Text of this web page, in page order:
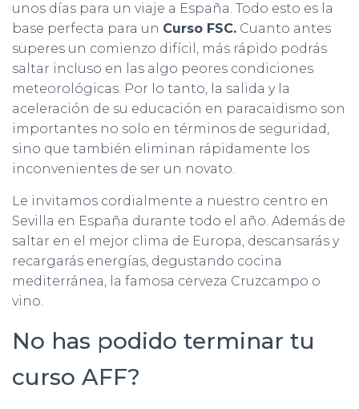
unos días para un viaje a España. Todo esto es la
base perfecta para un Curso FSC. Cuanto antes
superes un comienzo difícil, más rápido podrás
saltar incluso en las algo peores condiciones
meteorológicas. Por lo tanto, la salida y la
aceleración de su educación en paracaidismo son
importantes no solo en términos de seguridad,
sino que también eliminan rápidamente los
inconvenientes de ser un novato.
Le invitamos cordialmente a nuestro centro en
Sevilla en España durante todo el año. Además de
saltar en el mejor clima de Europa, descansarás y
recargarás energías, degustando cocina
mediterránea, la famosa cerveza Cruzcampo o
vino.
No has podido terminar tu
curso AFF?